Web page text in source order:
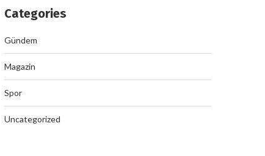
Categories
Gündem
Magazin
Spor
Uncategorized